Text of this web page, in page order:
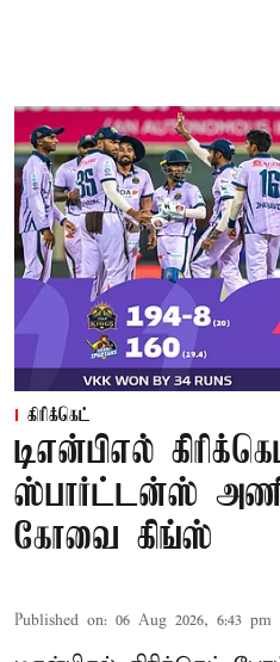
கிரிக்கெட்
டிஎன்பிஎல்
ஸ்பார்ட்டன்ஸ்
கோவை கிங்ஸ்
Published on: 06 Aug 2026, 6:43 pm